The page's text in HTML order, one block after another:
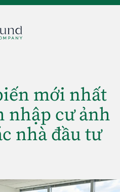
mới nhất
nhập cư ảnh
nhà đầu tư